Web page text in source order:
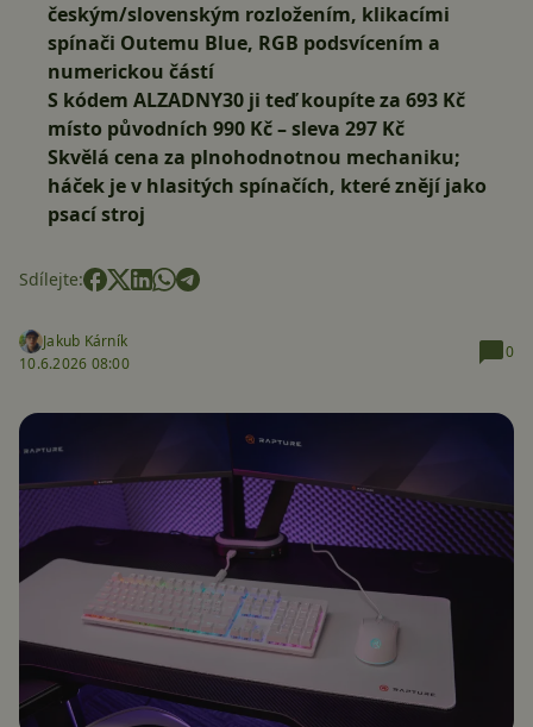
českým/slovenským rozložením, klikacími
spínači Outemu Blue, RGB podsvícením a
numerickou částí
S kódem ALZADNY30 ji teď koupíte za 693 Kč
místo původních 990 Kč – sleva 297 Kč
Skvělá cena za plnohodnotnou mechaniku;
háček je v hlasitých spínačích, které znějí jako
psací stroj
Sdílejte:
Jakub Kárník
10.6.2026 08:00
0